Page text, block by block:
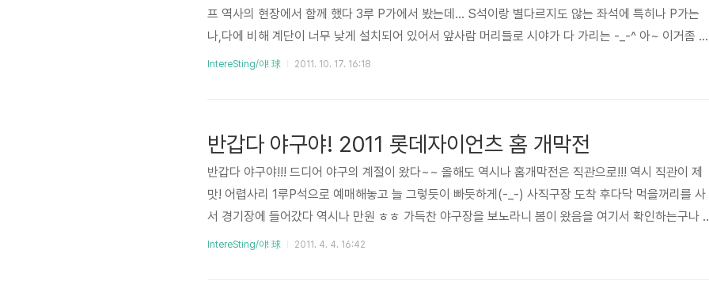
프 역사의 현장에서 함께 했다 3루 P가에서 봤는데... S석이랑 별다르지도 않는 좌석에 특히나 P가는
나,다에 비해 계단이 너무 낮게 설치되어 있어서 앞사람 머리들로 시야가 다 가리는 -_-^ 아~ 이거좀 개
보수 안되는가;;; P가는 왜 35000원이나 받는 자리인지 모르겠다 예전 갈매기 3마리 사직구장 하늘에
IntereSting/야! 球 2011. 10. 17. 16:18
반갑다 야구야! 2011 롯데자이언츠 홈 개막전
반갑다 야구야!!! 드디어 야구의 계절이 왔다~~ 올해도 역시나 홈개막전은 직관으로!!! 역시 직관이 제
맛! 어렵사리 1루P석으로 예매해놓고 늘 그렇듯이 빠듯하게(-_-) 사직구장 도착 후다닥 먹을꺼리를 사
서 경기장에 들어갔다 역시나 만원 ㅎㅎ 가득찬 야구장을 보노라니 봄이 왔음을 여기서 확인하는구나
지만... 찬바람이 부는 너무도 추운 날씨였다 ㅡㅜ 경기장에 드러서고 분위기를 살펴보니 벌써 시구할
IntereSting/야! 球 2011. 4. 4. 16:42